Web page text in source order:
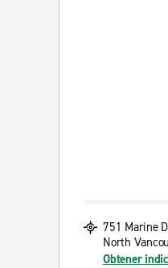
751 Marine
North
Obtener